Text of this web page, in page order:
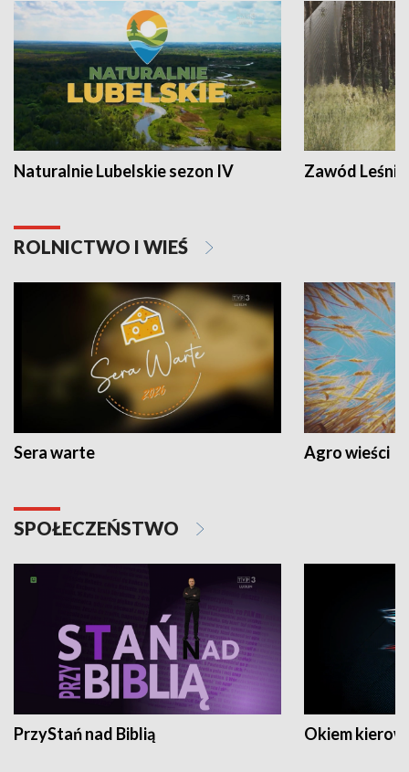
Naturalnie Lubelskie sezon IV Zawód Leśnik
ROLNICTWO I WIEŚ
Sera warte Agro wieści
SPOŁECZEŃSTWO
PrzyStań nad Biblią Okiem